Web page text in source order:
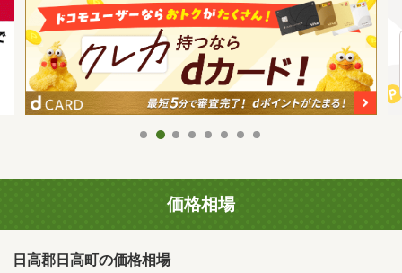
価格相場
日高郡日高町の価格相場